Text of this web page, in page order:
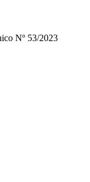
Nº 53/2023